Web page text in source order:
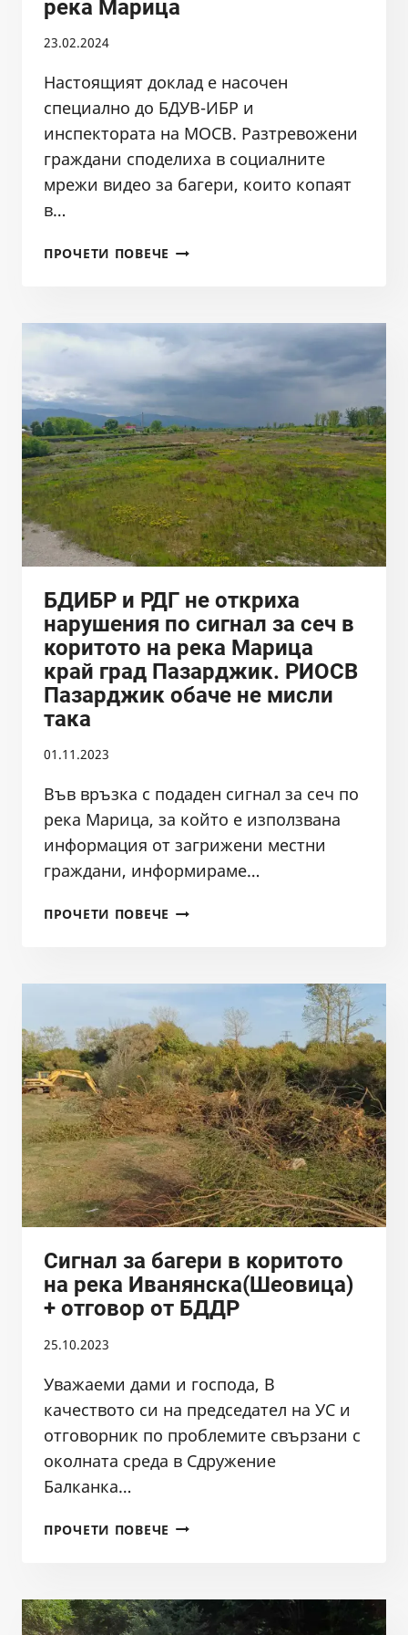
река Марица
23.02.2024
Настоящият доклад е насочен
специално до БДУВ-ИБР и
инспектората на МОСВ. Разтревожени
граждани споделиха в социалните
мрежи видео за багери, които копаят
в…
ПРОЧЕТИ ПОВЕЧЕ ПОРЕДЕН
МАРИЦА
БДИБР и РДГ не откриха
нарушения по сигнал за сеч в
коритото на река Марица
край град Пазарджик. РИОСВ
Пазарджик обаче не мисли
така
01.11.2023
Във връзка с подаден сигнал за сеч по
река Марица, за който е използвана
информация от загрижени местни
граждани, информираме…
ПРОЧЕТИ ПОВЕЧЕ БДИБР
НАРУШЕНИЯ
ПО
СИГНАЛ
ЗА
СЕЧ
В
КОРИТОТО
НА
РЕКА
МАРИЦА
КРАЙ
ПАЗАРДЖИК.
РИОСВ
ПАЗАРДЖИК
ТАКА
Сигнал за багери в коритото
на река Иванянска(Шеовица)
+ отговор от БДДР
25.10.2023
Уважаеми дами и господа, В
качеството си на председател на УС и
отговорник по проблемите свързани с
околната среда в Сдружение
Балканка…
ПРОЧЕТИ ПОВЕЧЕ СИГНАЛ
КОРИТОТО
НА